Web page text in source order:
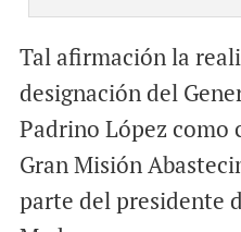
Tal afirmación la
designación del
Padrino López como
Gran Misión
parte del presidente